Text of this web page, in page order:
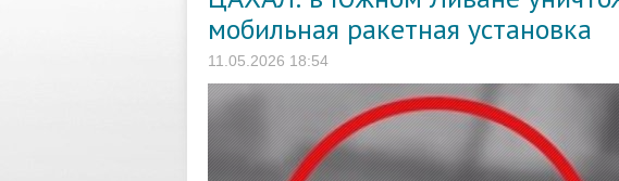
мобильная ракетная установка
11.05.2026 18:54